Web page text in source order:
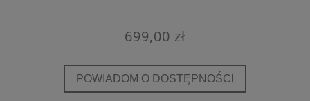
699,00 zł
POWIADOM O DOSTĘPNOŚCI